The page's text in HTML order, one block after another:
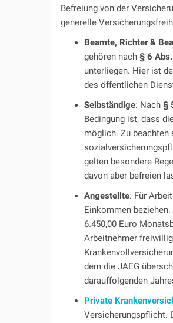
Befreiung von der
generelle
Beamte, Richter &
gehören nach § 6
unterliegen. Hier ist
des öffentlichen
Selbständige: Nach §
Bedingung ist, dass
möglich. Zu beachten
gelten besondere
davon aber befreien
Angestellte: Für
Einkommen
6.450,00 Euro
Arbeitnehmer
dem die JAEG
darauffolgenden
Private
Versicherungspflicht.